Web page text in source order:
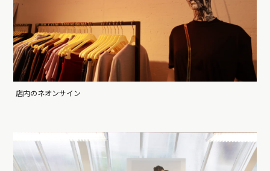
店内のネオンサイン